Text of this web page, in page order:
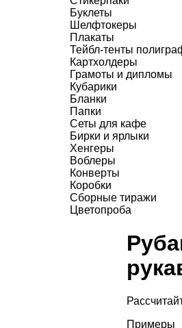
Буклеты
Шелфтокеры
Плакаты
Тейбл-тенты
Картхолдеры
Грамоты и дипломы
Кубарики
Бланки
Папки
Сеты для кафе
Бирки и ярлыки
Хенгеры
Воблеры
Конверты
Коробки
Сборные тиражи
Цветопроба
Примеры